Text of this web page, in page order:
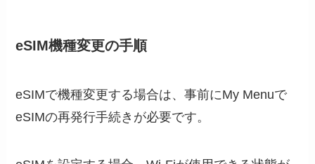
eSIM機種変更の手順
eSIMで機種変更する場合は、事前にMy Menuで
eSIMの再発行手続きが必要です。